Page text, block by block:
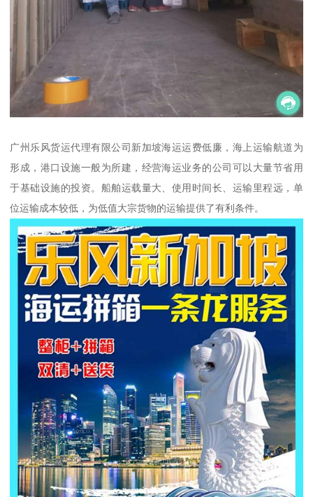
广州乐风货运代理有限公司新加坡海运运费低廉，海上运输航道为
形成，港口设施一般为所建，经营海运业务的公司可以大量节省用
于基础设施的投资。船舶运载量大、使用时间长、运输里程远，单
位运输成本较低，为低值大宗货物的运输提供了有利条件。